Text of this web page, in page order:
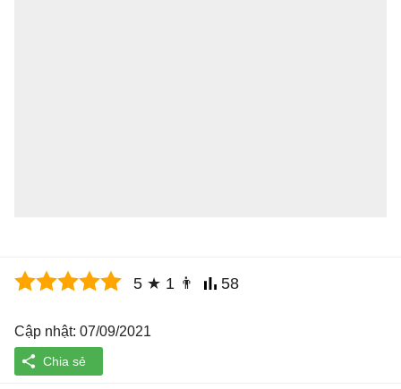
5 ★ 1 👨 58
Cập nhật: 07/09/2021